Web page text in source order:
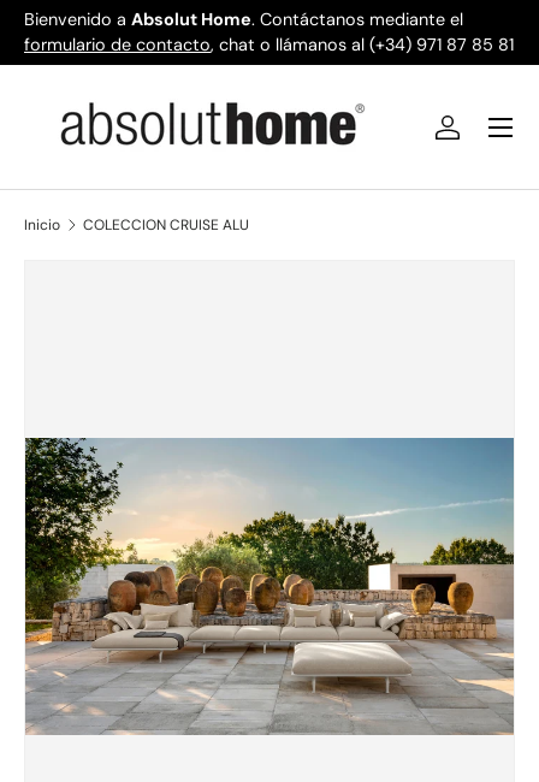
Ir al contenido
Bienvenido a Absolut Home. Contáctanos mediante el
formulario de contacto, chat o llámanos al (+34) 971 87 85 81
Iniciar
Menú
Inicio COLECCION CRUISE ALU